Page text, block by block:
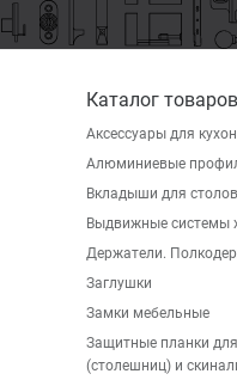
Каталог товаров
Аксессуары для
Алюминиевые
Вкладыши для
Выдвижные системы
Держатели.
Заглушки
Замки мебельные
Защитные планки
(столешниц) и